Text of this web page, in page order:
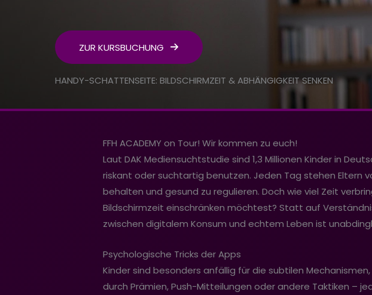
ZUR KURSBUCHUNG
HANDY-SCHATTENSEITE: BILDSCHIRMZEIT & ABHÄNGIGKEIT SENKEN
FFH ACADEMY on Tour! Wir kommen zu euch!
Laut DAK Mediensuchtstudie sind 1,3 Millionen Kinder in
riskant oder suchtartig benutzen. Jeden Tag stehen Eltern
behalten und gesund zu regulieren. Doch wie viel Zeit
Bildschirmzeit einschränken möchtest? Statt auf
zwischen digitalem Konsum und echtem Leben ist
Psychologische Tricks der Apps
Kinder sind besonders anfällig für die subtilen
durch Prämien, Push-Mitteilungen oder andere Taktiken –